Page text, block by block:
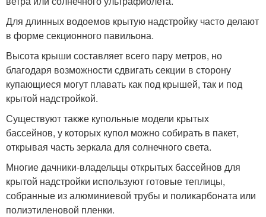
Для длинных водоемов крытую надстройку часто делают
в форме секционного павильона.
Высота крыши составляет всего пару метров, но
благодаря возможности сдвигать секции в сторону
купающиеся могут плавать как под крышей, так и под
крытой надстройкой.
Существуют также купольные модели крытых
бассейнов, у которых купол можно собирать в пакет,
открывая часть зеркала для солнечного света.
Многие дачники-владельцы открытых бассейнов для
крытой надстройки используют готовые теплицы,
собранные из алюминиевой трубы и поликарбоната или
полиэтиленовой пленки.